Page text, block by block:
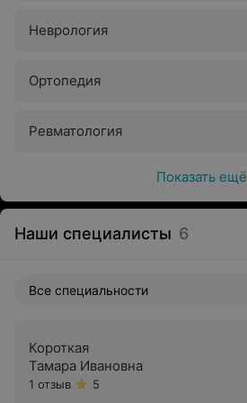
Неврология
Ортопедия
Ревматология
Показать ещё
Наши специалисты 6
Все специальности
Короткая
Тамара Ивановна
1 отзыв
5